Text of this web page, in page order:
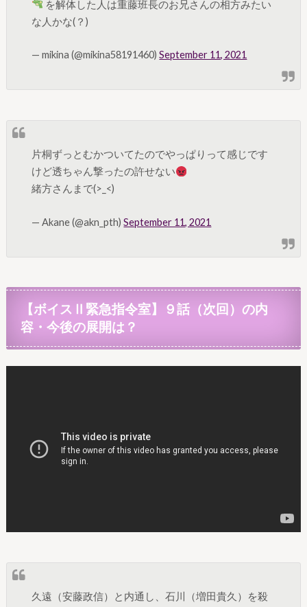
を解体した人は重藤班長のお兄さんの相方みたい
な人かな(？)
— mikina (@mikina58191460)September 11, 2021
片桐ずっとむかついてたのでやっぱりって感じです
けど透ちゃん撃ったの許せない
緒方さんまで(>_<)
— Akane (@akn_pth)September 11, 2021
【ボイスⅡ緊急指令室】９話（次回）の内
容・今後の展開は？
久遠（安藤政信）と内通し、石川（増田貴久）を殺